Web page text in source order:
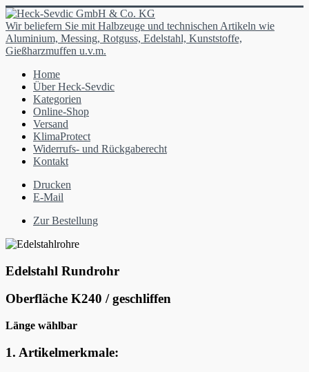
Wir beliefern Sie mit Halbzeuge und technischen Artikeln wie
Aluminium, Messing, Rotguss, Edelstahl, Kunststoffe,
Gießharzmuffen u.v.m.
Home
Über Heck-Sevdic
Kategorien
Online-Shop
Versand
KlimaProtect
Widerrufs- und Rückgaberecht
Kontakt
Drucken
E-Mail
Zur Bestellung
Edelstahl Rundrohr
Oberfläche K240 / geschliffen
Länge wählbar
1. Artikelmerkmale: